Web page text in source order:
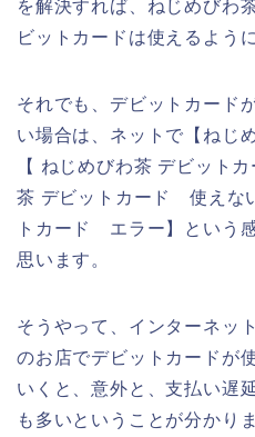
を解決すれば、ねじめびわ
ビットカードは使えるよう
それでも、デビットカード
い場合は、ネットで【ねじ
【 ねじめびわ茶 デビット
茶 デビットカード 使えな
トカード エラー】という
思います。
そうやって、インターネッ
のお店でデビットカードが
いくと、意外と、支払い遅
も多いということが分かり